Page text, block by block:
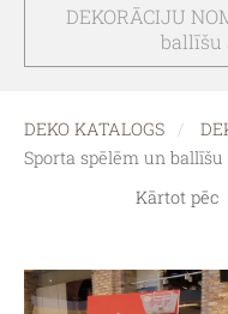
DEKORĀCIJU
ballīšu
DEKO KATALOGS
Sporta spēlēm un
Kārtot pēc